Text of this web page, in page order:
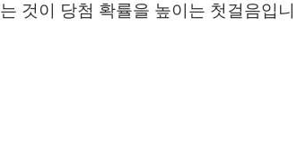
것이 당첨 확률을 높이는 첫걸음입니